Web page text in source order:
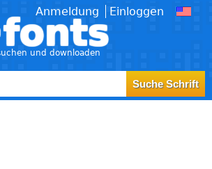
und downloaden
Anmeldung Einloggen